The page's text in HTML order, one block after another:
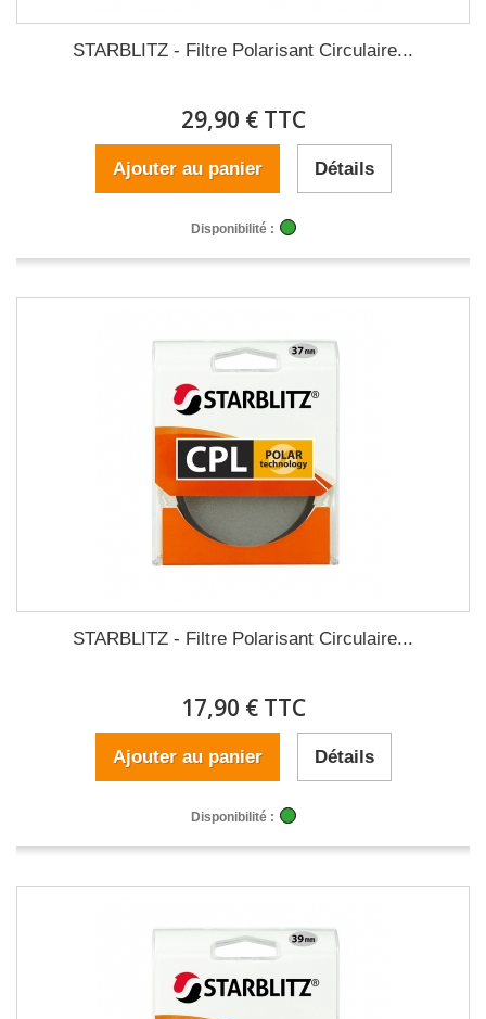
STARBLITZ - Filtre Polarisant Circulaire...
29,90 € TTC
Ajouter au panier Détails
Disponibilité :
STARBLITZ - Filtre Polarisant Circulaire...
17,90 € TTC
Ajouter au panier Détails
Disponibilité :